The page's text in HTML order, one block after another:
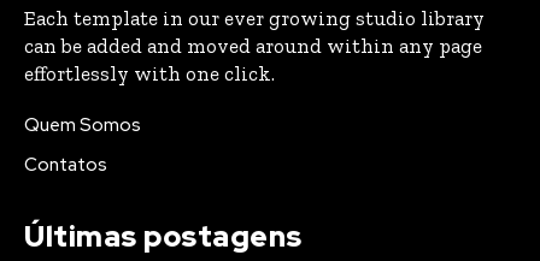
Each template in our ever growing studio library
can be added and moved around within any page
effortlessly with one click.
Quem Somos
Contatos
Últimas postagens